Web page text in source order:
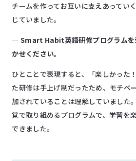
チームを作ってお互いに支えあってい
じていました。
― Smart Habit英語研修プログラム
かせください。
ひとことで表現すると、「楽しかった
た研修は手上げ制だったため、モチベ
加されていることは理解していました
覚で取り組めるプログラムで、学習を
できました。